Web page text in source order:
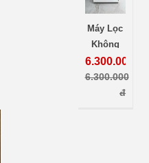
Máy Lọc
Không
Khí
Panasonic
F-VXL70,
6.300.000
đ
6.300.000
đ